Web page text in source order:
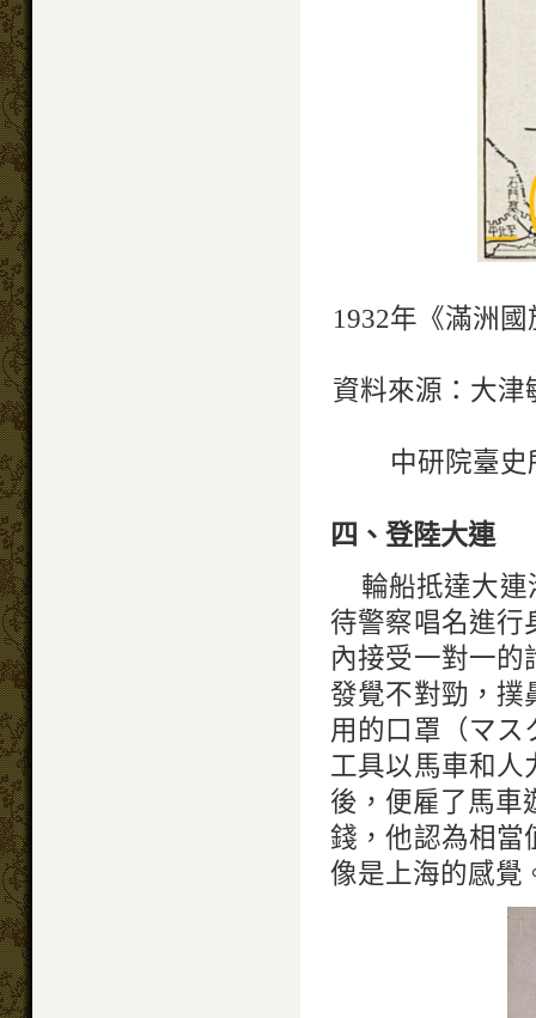
1932年《滿洲
資料來源：大津
中研院臺
四、登陸大連
輪船抵達大
待警察唱名進行
內接受一對一
發覺不對勁，撲
用的口罩（マ
工具以馬車和
後，便雇了馬
錢，他認為相當
像是上海的感覺